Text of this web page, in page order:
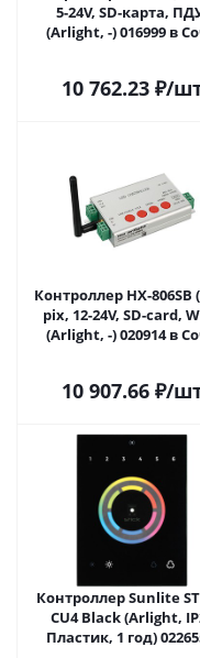
5-24V, SD-карта,
(Arlight, -) 016999 в
10 762.23₽/
Контроллер HX-806SB
pix, 12-24V, SD-card,
(Arlight, -) 020914 в
10 907.66₽/
Контроллер Sunlite
CU4 Black (Arlight,
Пластик, 1 год)